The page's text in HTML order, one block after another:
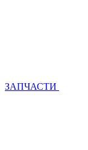
ЗАПЧАСТИ